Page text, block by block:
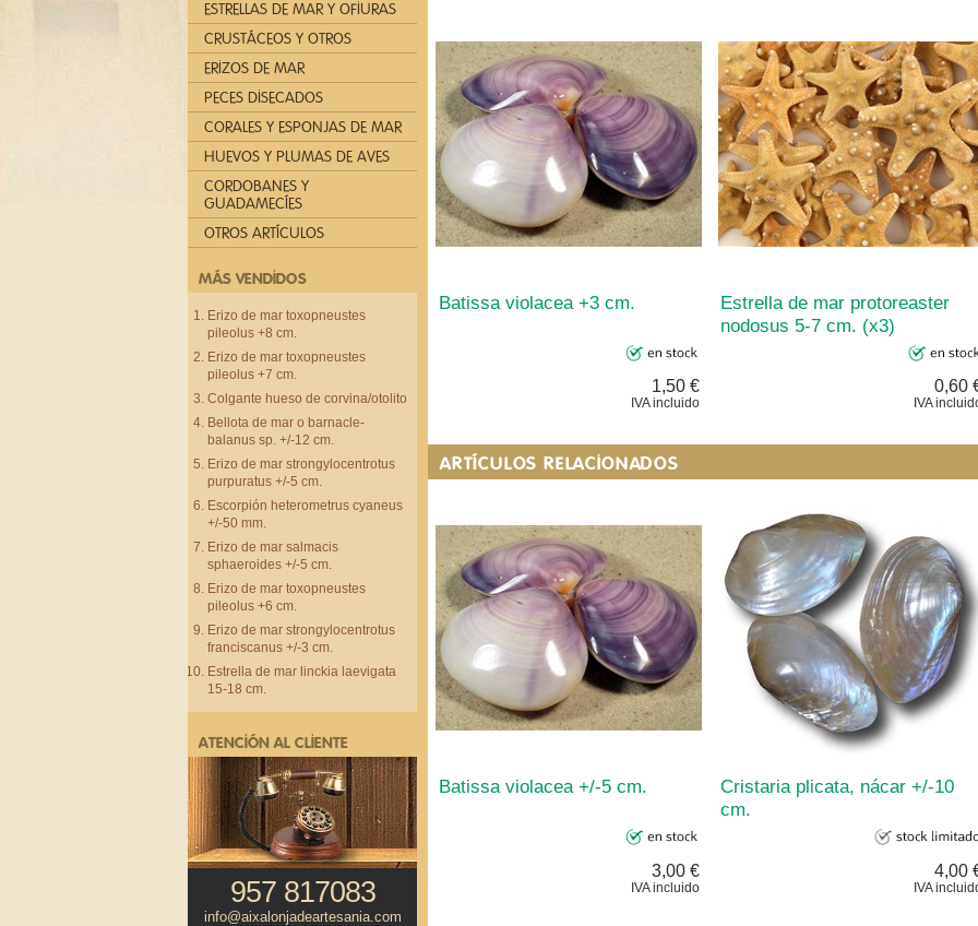
Batissa violacea +3 cm.
1,50 €
IVA incluido
Estrella de mar protoreaster
nodosus 5-7 cm. (x3)
0,60
IVA
ARTÍCULOS RELACIONADOS
Batissa violacea +/-5 cm.
3,00 €
IVA incluido
Cristaria plicata, nácar +/-10
cm.
4,00
IVA
ESTRELLAS DE MAR Y OFIURAS
CRUSTÁCEOS Y OTROS
ERIZOS DE MAR
PECES DISECADOS
CORALES Y ESPONJAS DE MAR
HUEVOS Y PLUMAS DE AVES
CORDOBANES Y
GUADAMECÍES
OTROS ARTÍCULOS
MÁS VENDIDOS
Erizo de mar toxopneustes
pileolus +8 cm.
Erizo de mar toxopneustes
pileolus +7 cm.
Colgante hueso de corvina/otolito
Bellota de mar o barnacle-
balanus sp. +/-12 cm.
Erizo de mar strongylocentrotus
purpuratus +/-5 cm.
Escorpión heterometrus cyaneus
+/-50 mm.
Erizo de mar salmacis
sphaeroides +/-5 cm.
Erizo de mar toxopneustes
pileolus +6 cm.
Erizo de mar strongylocentrotus
franciscanus +/-3 cm.
Estrella de mar linckia laevigata
15-18 cm.
ATENCIÓN AL CLIENTE
957 817083
info@aixalonjadeartesania.com